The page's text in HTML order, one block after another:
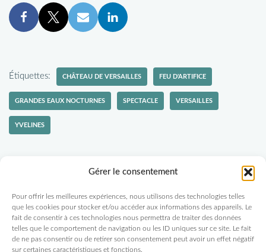
Gérer le consentement
Pour offrir les meilleures expériences, nous utilisons des technologies telles
que les cookies pour stocker et/ou accéder aux informations des appareils. Le
fait de consentir à ces technologies nous permettra de traiter des données
telles que le comportement de navigation ou les ID uniques sur ce site. Le fait
de ne pas consentir ou de retirer son consentement peut avoir un effet négatif
sur certaines caractéristiques et fonctions.
Étiquettes: CHÂTEAU DE VERSAILLES FEU D'ARTIFICE
GRANDES EAUX NOCTURNES SPECTACLE VERSAILLES
YVELINES
Politique-confidentialités Travaillons ensemble
Tu veux recevoir des nouvelles d'Escapades Amoureuses ?